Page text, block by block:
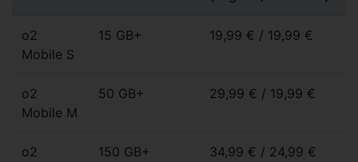
o2
Mobile S
15 GB+ 19,99 € / 19,99 €
o2
Mobile M
50 GB+ 29,99 € / 19,99 €
o2
150 GB+ 34,99 € / 24,99 €